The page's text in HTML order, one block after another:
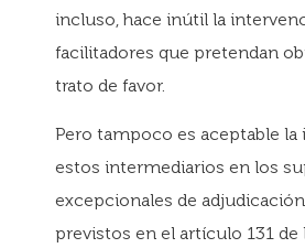
incluso, hace inútil la
facilitadores que pretendan
trato de favor.
Pero tampoco es aceptable
estos intermediarios en los
excepcionales de
previstos en el artículo 131 de